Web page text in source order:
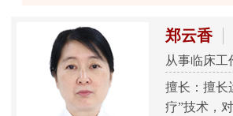
郑云香
从事临床工
擅长：擅长
疗”技术，